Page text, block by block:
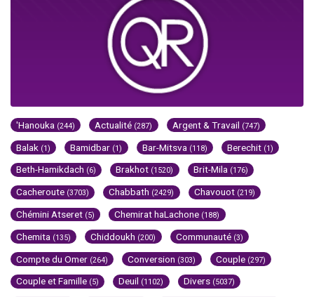
'Hanouka (244) Actualité (287) Argent & Travail (747)
Balak (1) Bamidbar (1) Bar-Mitsva (118) Berechit (1)
Beth-Hamikdach (6) Brakhot (1520) Brit-Mila (176)
Cacheroute (3703) Chabbath (2429) Chavouot (219)
Chémini Atseret (5) Chemirat haLachone (188)
Chemita (135) Chiddoukh (200) Communauté (3)
Compte du Omer (264) Conversion (303) Couple (297)
Couple et Famille (5) Deuil (1102) Divers (5037)